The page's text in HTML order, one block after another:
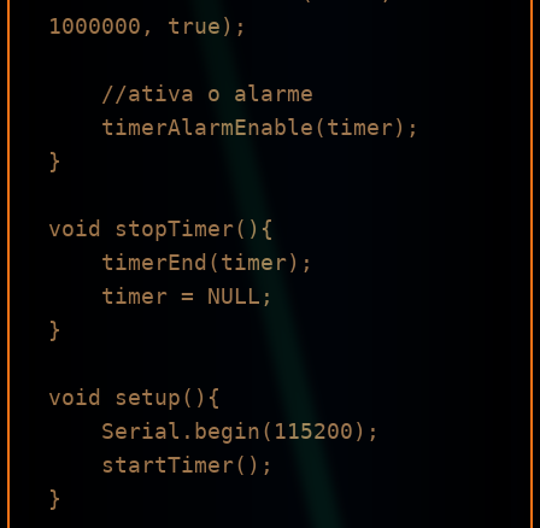
1000000, true);
}
void stopTimer(){
}
void setup(){
}